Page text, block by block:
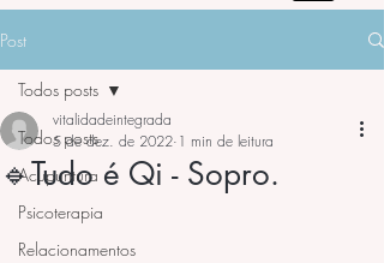
Post
Todos posts
Acupuntura
Psicoterapia
Relacionamentos
Todos posts
🔹Tudo é Qi - Sopro.
vitalidadeintegrada
5 de dez. de 2022 1 min de leitura